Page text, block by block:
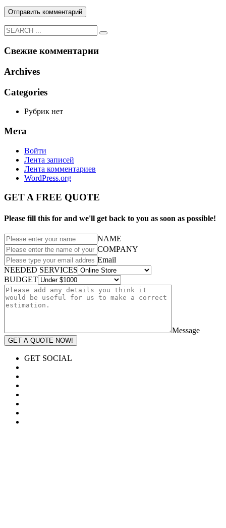
Свежие комментарии
Archives
Categories
Рубрик нет
Мета
Войти
Лента записей
Лента комментариев
WordPress.org
GET A FREE QUOTE
Please fill this for and we'll get back to you as soon as possible!
NAME
COMPANY
Email
NEEDED SERVICES
BUDGET
Message
GET A QUOTE NOW!
GET SOCIAL